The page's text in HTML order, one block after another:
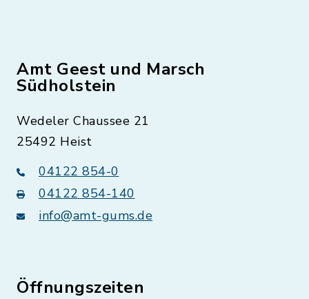
Amt Geest und Marsch
Südholstein
Wedeler Chaussee 21
25492 Heist
04122 854-0
04122 854-140
info@amt-gums.de
Öffnungszeiten